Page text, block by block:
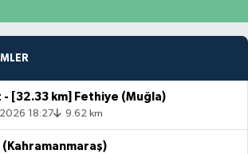
- [32.33 km] Fethiye (Muğla)
18:27 9.62 km
(Kahramanmaraş)